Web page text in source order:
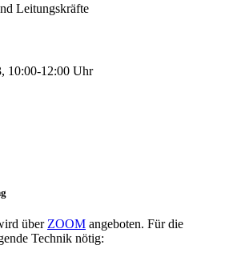
Leitungskräfte
10:00-12:00 Uhr
über ZOOM angeboten. Für die
Technik nötig: